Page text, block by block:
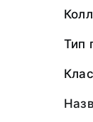
Тип